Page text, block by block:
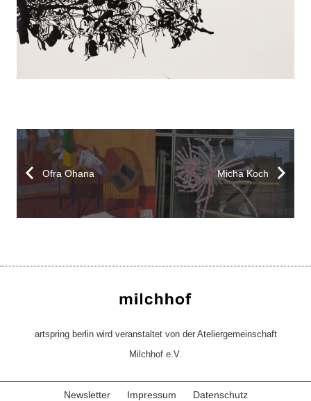
Ofra Ohana Micha Koch
artspring berlin wird veranstaltet von der Ateliergemeinschaft
Milchhof e.V.
Newsletter Impressum Datenschutz